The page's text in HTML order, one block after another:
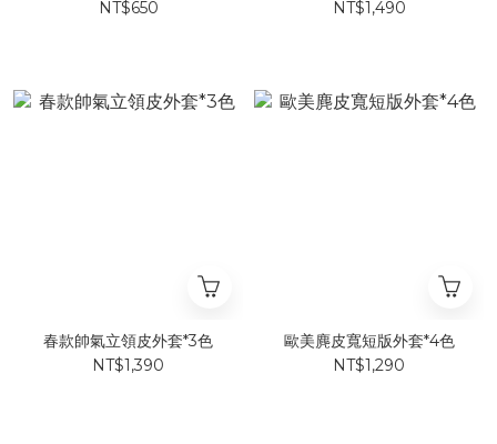
NT$650
NT$1,490
春款帥氣立領皮外套*3色
NT$1,390
歐美麂皮寬短版外套*4色
NT$1,290